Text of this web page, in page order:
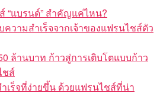
“แบรนด์” สำคัญแค่ไหน?
ความสำเร็จจากเจ้าของแฟรนไชส์ตัว
ล้านบาท ก้าวสู่การเติบโตแบบก้าว
ชส์
เร็จที่ง่ายขึ้น ด้วยแฟรนไชส์ที่น่า